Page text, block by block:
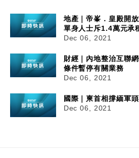
地產｜帝峯．皇殿開
單身人士斥1.4萬元承
Dec 06, 2021
財經｜內地整治互聯
條件暫停有關業務
Dec 06, 2021
國際｜柬首相撐緬軍
Dec 06, 2021